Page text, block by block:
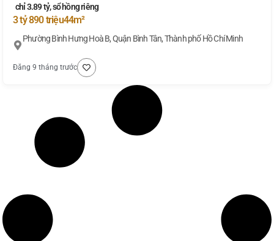
chỉ 3.89 tỷ, sổ hồng riêng
3 tỷ 890 triệu44m²
Phường Bình Hưng Hoà B, Quận Bình Tân, Thành phố Hồ Chí Minh
Đăng 9 tháng trước